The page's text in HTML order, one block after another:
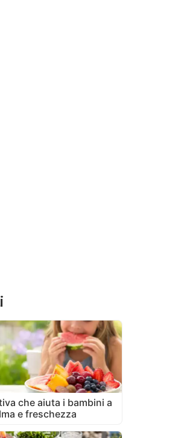
amico
della Ricetta
foto di questa
che aiuta i bambini a
e freschezza